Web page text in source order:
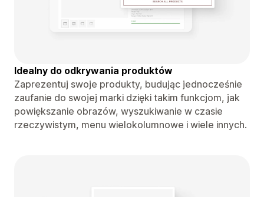
Idealny do odkrywania produktów
Zaprezentuj swoje produkty, budując jednocześnie
zaufanie do swojej marki dzięki takim funkcjom, jak
powiększanie obrazów, wyszukiwanie w czasie
rzeczywistym, menu wielokolumnowe i wiele innych.